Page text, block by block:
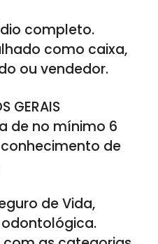
completo.
como caixa,
ou vendedor.
GERAIS
de no mínimo 6
de
de Vida,